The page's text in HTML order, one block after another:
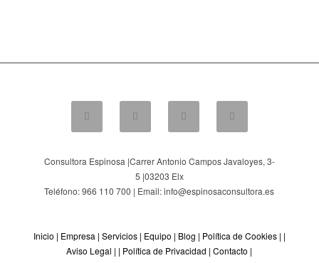
Consultora Espinosa |Carrer Antonio Campos Javaloyes, 3-
5 |03203 Elx
Teléfono: 966 110 700 | Email: info@espinosaconsultora.es
Inicio | Empresa | Servicios| Equipo | Blog | Política de Cookies| |
Aviso Legal | | Política de Privacidad |Contacto |